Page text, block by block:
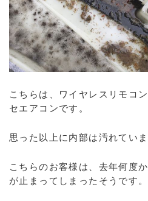
こちらは、ワイヤレスリモコ
セエアコンです。
思った以上に内部は汚れていま
こちらのお客様は、去年何度
が止まってしまったそうです。